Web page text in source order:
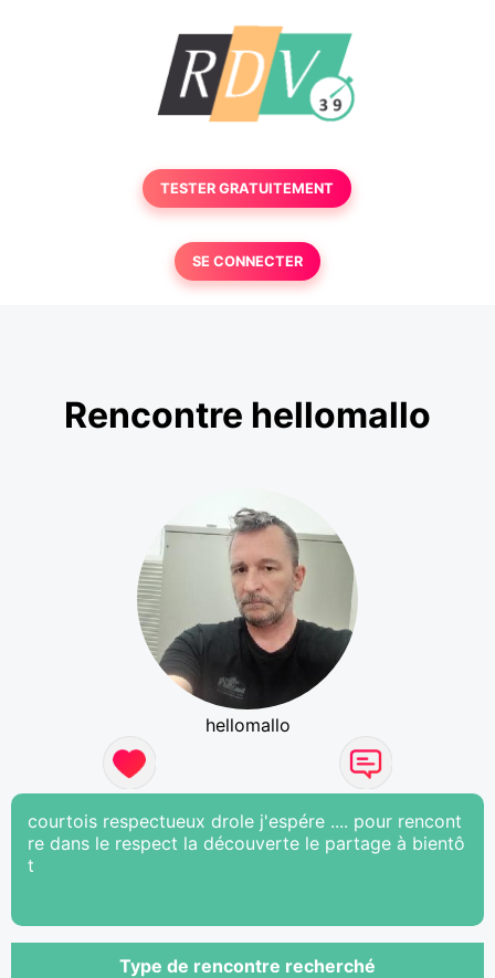
TESTER GRATUITEMENT
SE CONNECTER
Rencontre hellomallo
hellomallo
courtois respectueux drole j'espére .... pour rencont
re dans le respect la découverte le partage à bientô
t
Type de rencontre recherché